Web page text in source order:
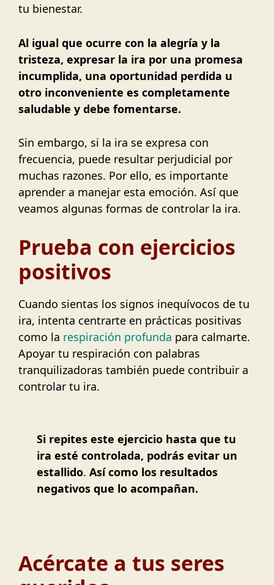
tu bienestar.
Al igual que ocurre con la alegría y la
tristeza, expresar la ira por una promesa
incumplida, una oportunidad perdida u
otro inconveniente es completamente
saludable y debe fomentarse.
Sin embargo, si la ira se expresa con
frecuencia, puede resultar perjudicial por
muchas razones. Por ello, es importante
aprender a manejar esta emoción. Así que
veamos algunas formas de controlar la ira.
Prueba con ejercicios
positivos
Cuando sientas los signos inequívocos de tu
ira, intenta centrarte en prácticas positivas
como la respiración profunda para calmarte.
Apoyar tu respiración con palabras
tranquilizadoras también puede contribuir a
controlar tu ira.
Si repites este ejercicio hasta que tu
ira esté controlada, podrás evitar un
estallido. Así como los resultados
negativos que lo acompañan.
Acércate a tus seres